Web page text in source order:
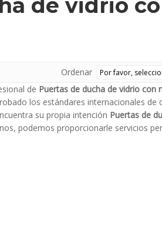
de vidrio
Ordenar
de Puertas de ducha de vidrio con
los estándares internacionales
su propia intención Puertas de
podemos proporcionarle servicios